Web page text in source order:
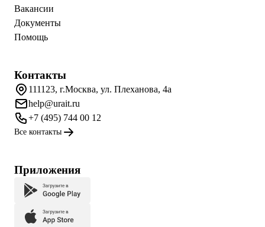
Вакансии
Документы
Помощь
Контакты
111123, г.Москва, ул. Плеханова, 4а
help@urait.ru
+7 (495) 744 00 12
Все контакты
Приложения